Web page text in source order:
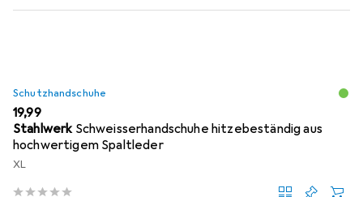
Schutzhandschuhe
EUR
19,99
Stahlwerk Schweisserhandschuhe hitzebeständig aus
hochwertigem Spaltleder
XL